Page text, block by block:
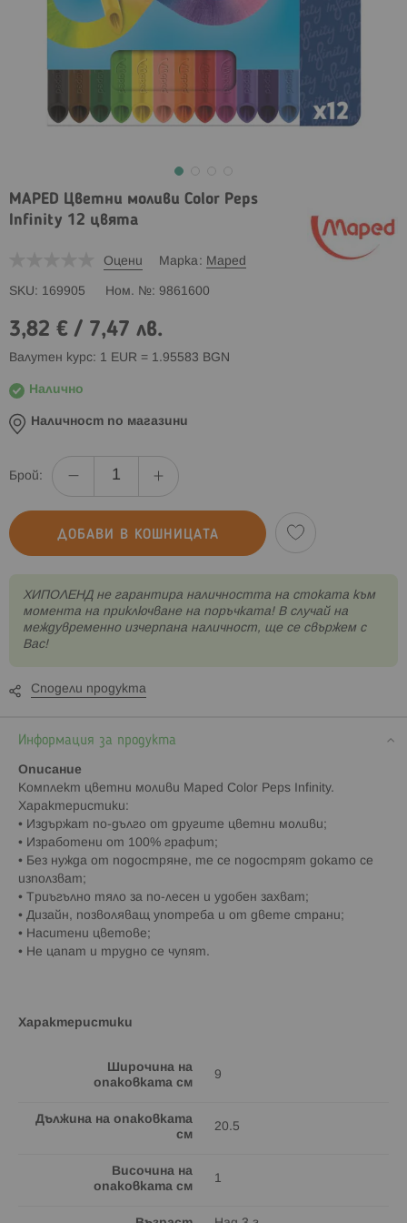
MAPED Цветни моливи Color Peps
Infinity 12 цвята
Оцени Марка Maped
SKU 169905 Ном. № 9861600
3,82 € / 7,47 лв.
Валутен курс: 1 EUR = 1.95583 BGN
Налично
Наличност по магазини
Брой:
ДОБАВИ В КОШНИЦАТА
XИПОЛЕНД не гарантира наличността на стоката към
момента на приключване на поръчката! В случай на
междувременно изчерпана наличност, ще се свържем с
Вас!
Сподели продукта
Информация за продукта
Описание
Комплект цветни моливи Maped Color Peps Infinity.
Характеристики:
• Издържат по-дълго от другите цветни моливи;
• Изработени от 100% графит;
• Без нужда от подостряне, те се подострят докато се
използват;
• Триъгълно тяло за по-лесен и удобен захват;
• Дизайн, позволяващ употреба и от двете страни;
• Наситени цветове;
• Не цапат и трудно се чупят.
Характеристики
Широчина на
опаковката см
9
Дължина на опаковката
см
20.5
Височина на
опаковката см
1